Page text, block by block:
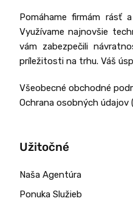
Pomáhame firmám rásť
Využívame najnovšie
vám zabezpečili
príležitosti na trhu. Váš
Všeobecné obchodné
Ochrana osobných údajov
Užitočné
Naša Agentúra
Ponuka Služieb